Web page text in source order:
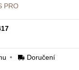
PRO
Doručení